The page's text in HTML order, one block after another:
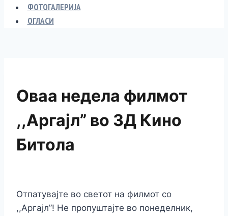
ФОТОГАЛЕРИЈА
ОГЛАСИ
Оваа недела филмот
,,Аргајл” во 3Д Кино
Битола
Отпатувајте во светот на филмот со
,,Аргајл”! Не пропуштајте во понеделник,